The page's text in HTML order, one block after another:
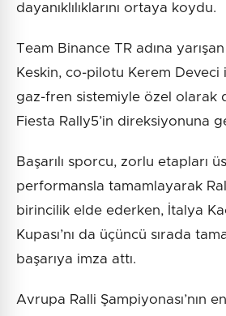
dayanıklılıklarını ortaya koydu.
Team Binance TR adına
Keskin, co-pilotu Kerem Deveci
gaz-fren sistemiyle özel olarak
Fiesta Rally5’in direksiyonuna
Başarılı sporcu, zorlu etapları
performansla tamamlayarak
birincilik elde ederken, İtalya
Kupası’nı da üçüncü sırada
başarıya imza attı.
Avrupa Ralli Şampiyonası’nın